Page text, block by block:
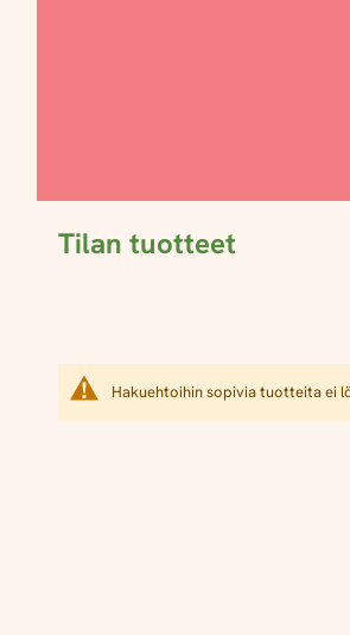
Tilan tuotteet
Hakuehtoihin sopivia tuotteita ei